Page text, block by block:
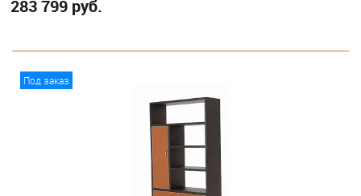
283 799 руб.
Под заказ